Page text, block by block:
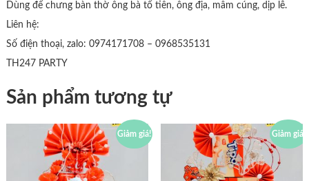
Dùng để chưng bàn thờ ông bà tổ tiên, ông địa, mâm cúng, dịp lễ.
Liên hệ:
Số điện thoại, zalo: 0974171708 – 0968535131
TH247 PARTY
Sản phẩm tương tự
Giảm giá! Giảm giá!